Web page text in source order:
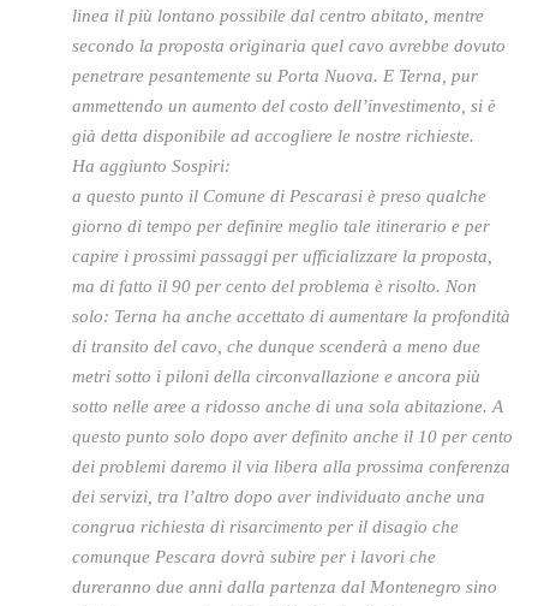
linea il più lontano possibile dal centro abitato, mentre
secondo la proposta originaria quel cavo avrebbe dovuto
penetrare pesantemente su Porta Nuova. E Terna, pur
ammettendo un aumento del costo dell’investimento, si è
già detta disponibile ad accogliere le nostre richieste.
Ha aggiunto Sospiri:
a questo punto il Comune di Pescarasi è preso qualche
giorno di tempo per definire meglio tale itinerario e per
capire i prossimi passaggi per ufficializzare la proposta,
ma di fatto il 90 per cento del problema è risolto. Non
solo: Terna ha anche accettato di aumentare la profondità
di transito del cavo, che dunque scenderà a meno due
metri sotto i piloni della circonvallazione e ancora più
sotto nelle aree a ridosso anche di una sola abitazione. A
questo punto solo dopo aver definito anche il 10 per cento
dei problemi daremo il via libera alla prossima conferenza
dei servizi, tra l’altro dopo aver individuato anche una
congrua richiesta di risarcimento per il disagio che
comunque Pescara dovrà subire per i lavori che
dureranno due anni dalla partenza dal Montenegro sino